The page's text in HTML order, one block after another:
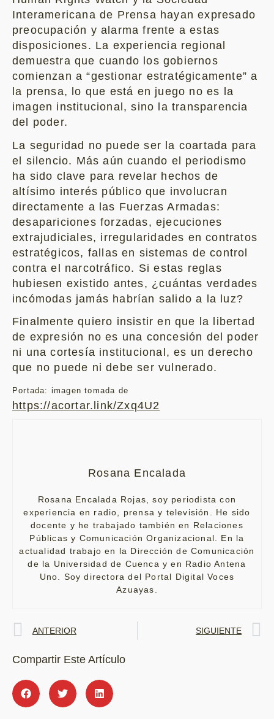
Interamericana de Prensa hayan expresado
preocupación y alarma frente a estas
disposiciones. La experiencia regional
demuestra que cuando los gobiernos
comienzan a “gestionar estratégicamente” a
la prensa, lo que está en juego no es la
imagen institucional, sino la transparencia
del poder.
La seguridad no puede ser la coartada para
el silencio. Más aún cuando el periodismo
ha sido clave para revelar hechos de
altísimo interés público que involucran
directamente a las Fuerzas Armadas:
desapariciones forzadas, ejecuciones
extrajudiciales, irregularidades en contratos
estratégicos, fallas en sistemas de control
contra el narcotráfico. Si estas reglas
hubiesen existido antes, ¿cuántas verdades
incómodas jamás habrían salido a la luz?
Finalmente quiero insistir en que la libertad
de expresión no es una concesión del poder
ni una cortesía institucional, es un derecho
que no puede ni debe ser vulnerado.
Portada: imagen tomada de
https://acortar.link/Zxq4U2
Rosana Encalada
Rosana Encalada Rojas, soy periodista con
experiencia en radio, prensa y televisión. He sido
docente y he trabajado también en Relaciones
Públicas y Comunicación Organizacional. En la
actualidad trabajo en la Dirección de Comunicación
de la Universidad de Cuenca y en Radio Antena
Uno. Soy directora del Portal Digital Voces
Azuayas.
ANTERIOR SIGUIENTE
Compartir Este Artículo